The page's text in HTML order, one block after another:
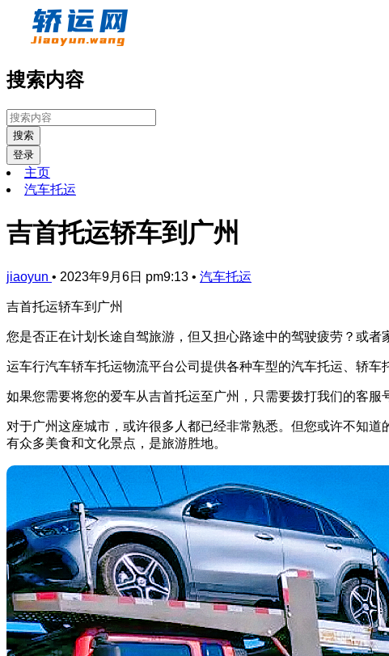
搜索内容
搜索
登录
主页
汽车托运
吉首托运轿车到广州
jiaoyun • 2023年9月6日 pm9:13 • 汽车托运
吉首托运轿车到广州
您是否正在计划长途自驾旅游，但又担心路途中的驾驶疲劳？或
运车行汽车轿车托运物流平台公司提供各种车型的汽车托运、轿
如果您需要将您的爱车从吉首托运至广州，只需要拨打我们的客服
对于广州这座城市，或许很多人都已经非常熟悉。但您或许不知
有众多美食和文化景点，是旅游胜地。